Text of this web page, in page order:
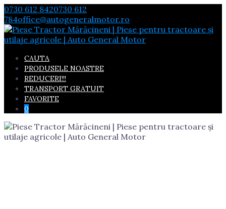
Skip
to
content
0730 612 8420730 612
784office@autogeneralmotor.ro
CAUTA
PRODUSELE NOASTRE
REDUCERI!!!
TRANSPORT GRATUIT
FAVORITE
0